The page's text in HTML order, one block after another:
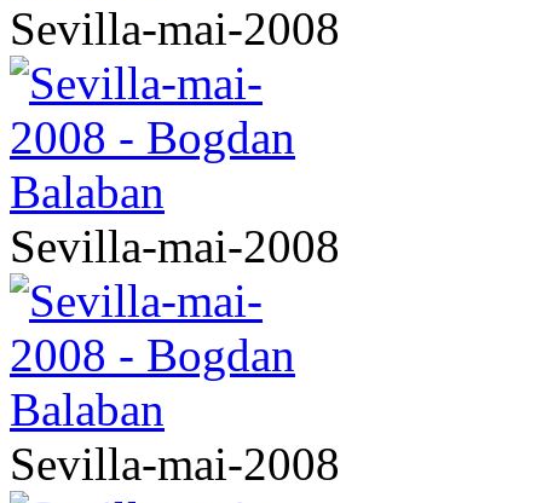
Sevilla-mai-2008
Sevilla-mai-2008
Sevilla-mai-2008